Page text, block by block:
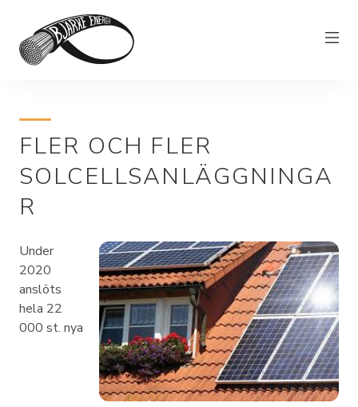
Elhandel
Bjärkefiber
Övrig verksamhet
Om Bjärke Energi
Kundservice
Elproducent
FLER OCH FLER
SOLCELLSANLÄGGNINGA
R
Under
2020
anslöts
hela 22
000 st. nya